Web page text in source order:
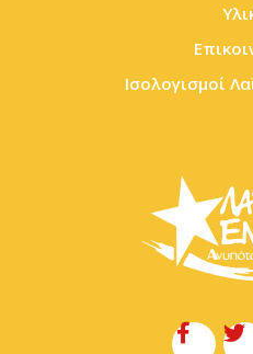
Ισολογισμοί